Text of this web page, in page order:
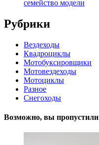
семейство модели
Рубрики
Вездеходы
Квадроциклы
Мотобуксировщики
Мотовездеходы
Мотоциклы
Разное
Снегоходы
Возможно, вы пропустили